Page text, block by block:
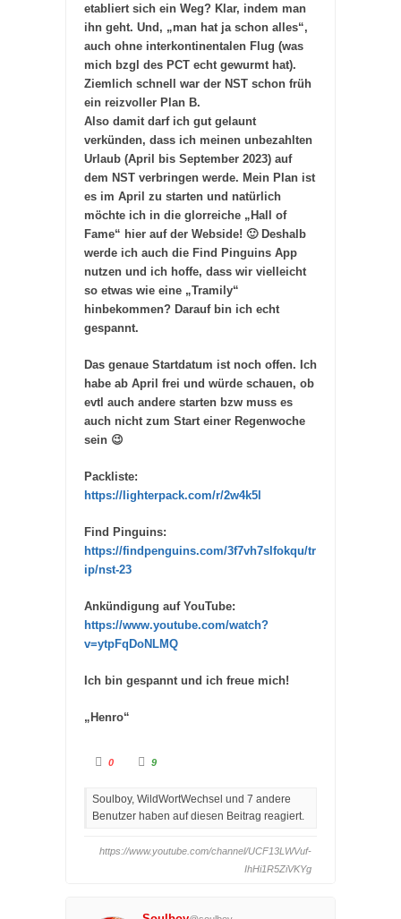
etabliert sich ein Weg? Klar, indem man
ihn geht. Und, „man hat ja schon alles“,
auch ohne interkontinentalen Flug (was
mich bzgl des PCT echt gewurmt hat).
Ziemlich schnell war der NST schon früh
ein reizvoller Plan B.
Also damit darf ich gut gelaunt
verkünden, dass ich meinen unbezahlten
Urlaub (April bis September 2023) auf
dem NST verbringen werde. Mein Plan ist
es im April zu starten und natürlich
möchte ich in die glorreiche „Hall of
Fame“ hier auf der Webside! 🙂 Deshalb
werde ich auch die Find Pinguins App
nutzen und ich hoffe, dass wir vielleicht
so etwas wie eine „Tramily“
hinbekommen? Darauf bin ich echt
gespannt.
Das genaue Startdatum ist noch offen. Ich
habe ab April frei und würde schauen, ob
evtl auch andere starten bzw muss es
auch nicht zum Start einer Regenwoche
sein 😉
Packliste:
https://lighterpack.com/r/2w4k5l
Find Pinguins:
https://findpenguins.com/3f7vh7slfokqu/tr
ip/nst-23
Ankündigung auf YouTube:
https://www.youtube.com/watch?
v=ytpFqDoNLMQ
Ich bin gespannt und ich freue mich!
„Henro“
i
k
f
ü
e
0
i
k
f
ü
e
9
Soulboy, WildWortWechsel und 7 andere
Benutzer haben auf diesen Beitrag reagiert.
https://www.youtube.com/channel/UCF13LWVuf-
IhHi1R5ZiVKYg